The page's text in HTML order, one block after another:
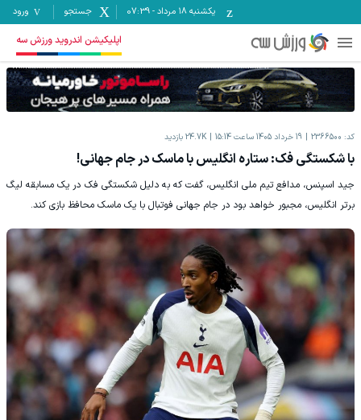
یکشنبه ۱۸ مرداد -
07:39 جستجو ورود
اپلیکیشن اندروید ورزش سه
کد: 2366500 19 خرداد 1405 ساعت 15:14 24.7K بازدید
با شکستگی فک: ستاره انگلیس با ماسک در جام جهانی!
جید اسپنس، مدافع تیم ملی انگلیس، گفت که به دلیل شکستگی فک در یک مسابقه لیگ
برتر انگلیس، مجبور خواهد بود در جام جهانی فوتبال با یک ماسک محافظ بازی کند.